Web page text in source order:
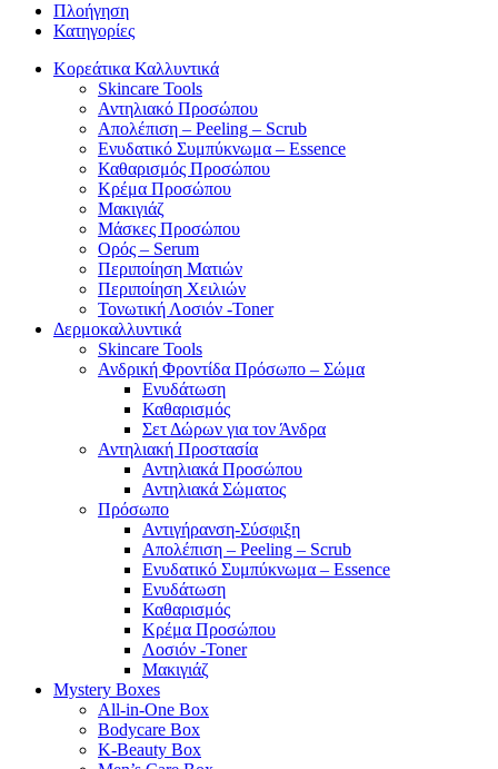
Πλοήγηση
Κατηγορίες
Κορεάτικα Καλλυντικά
Skincare Tools
Αντηλιακό Προσώπου
Απολέπιση – Peeling – Scrub
Ενυδατικό Συμπύκνωμα – Essence
Καθαρισμός Προσώπου
Κρέμα Προσώπου
Μακιγιάζ
Μάσκες Προσώπου
Ορός – Serum
Περιποίηση Ματιών
Περιποίηση Χειλιών
Τονωτική Λοσιόν -Toner
Δερμοκαλλυντικά
Skincare Tools
Ανδρική Φροντίδα Πρόσωπο – Σώμα
Ενυδάτωση
Καθαρισμός
Σετ Δώρων για τον Άνδρα
Αντηλιακή Προστασία
Αντηλιακά Προσώπου
Αντηλιακά Σώματος
Πρόσωπο
Αντιγήρανση-Σύσφιξη
Απολέπιση – Peeling – Scrub
Ενυδατικό Συμπύκνωμα – Essence
Ενυδάτωση
Καθαρισμός
Κρέμα Προσώπου
Λοσιόν -Toner
Μακιγιάζ
Mystery Boxes
All-in-One Box
Bodycare Box
K-Beauty Box